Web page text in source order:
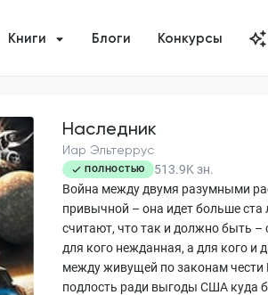
Книги Блоги Конкурсы
Наследник
Иар Эльтеррус
ПОЛНОСТЬЮ 513.9K зн.
Война между двумя разумными
привычной – она идет больше ста
считают, что так и должно быть
для кого нежданная, а для кого и
между живущей по законам
подлость ради выгоды США куда